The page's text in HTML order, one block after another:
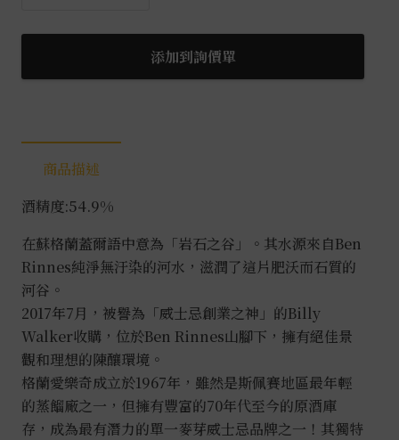
艾
奇
限
瓶
Cuvée
Cask
0.7L
數
量
添加到詢價單
商品描述
酒精度:54.9%
在蘇格蘭蓋爾語中意為「岩石之谷」。其水源來自Ben
Rinnes純淨無汙染的河水，滋潤了這片肥沃而石質的
河谷。
2017年7月，被譽為「威士忌創業之神」的Billy
Walker收購，位於Ben Rinnes山腳下，擁有絕佳景
觀和理想的陳釀環境。
格蘭愛樂奇成立於1967年，雖然是斯佩賽地區最年輕
的蒸餾廠之一，但擁有豐富的70年代至今的原酒庫
存，成為最有潛力的單一麥芽威士忌品牌之一！其獨特